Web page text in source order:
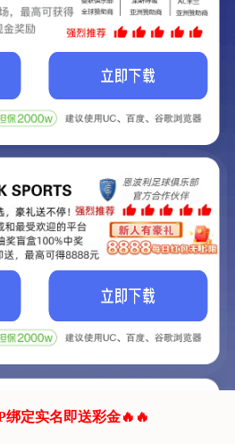
上线啦...
网站正在建设.
非常棒的网站.
联系我们!